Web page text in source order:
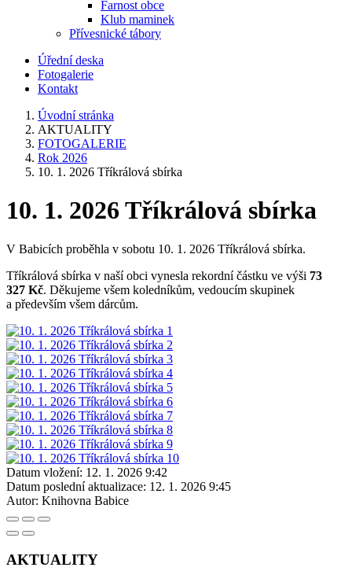
Farnost obce
Klub maminek
Přívesnické tábory
Úřední deska
Fotogalerie
Kontakt
Úvodní stránka
AKTUALITY
FOTOGALERIE
Rok 2026
10. 1. 2026 Tříkrálová sbírka
10. 1. 2026 Tříkrálová sbírka
V Babicích proběhla v sobotu 10. 1. 2026 Tříkrálová sbírka.
Tříkrálová sbírka v naší obci vynesla rekordní částku ve výši 73
327 Kč. Děkujeme všem koledníkům, vedoucím skupinek
a především všem dárcům.
Datum vložení: 12. 1. 2026 9:42
Datum poslední aktualizace: 12. 1. 2026 9:45
Autor: Knihovna Babice
AKTUALITY